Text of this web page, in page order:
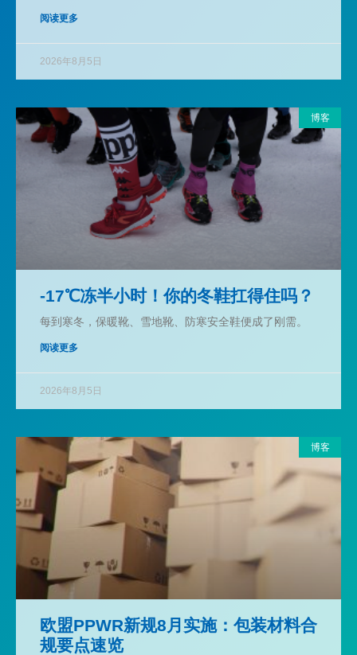
阅读更多
2026年8月5日
博客
-17℃冻半小时！你的冬鞋扛得住吗？
每到寒冬，保暖靴、雪地靴、防寒安全鞋便成了刚需。
阅读更多
2026年8月5日
博客
欧盟PPWR新规8月实施：包装材料合
规要点速览